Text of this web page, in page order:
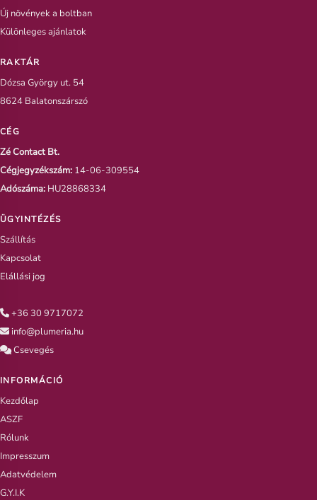
Új növények a boltban
Különleges ajánlatok
RAKTÁR
Dózsa György ut. 54
8624 Balatonszárszó
CÉG
Zé Contact Bt.
Cégjegyzékszám: 14-06-309554
Adószáma: HU28868334
ÜGYINTÉZÉS
Szállítás
Kapcsolat
Elállási jog
+36 30 9717072
info@plumeria.hu
Csevegés
INFORMÁCIÓ
Kezdőlap
ASZF
Rólunk
Impresszum
Adatvédelem
G.Y.I.K